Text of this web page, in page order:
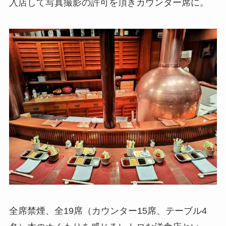
入店して写真撮影の許可を頂きカウンター席に。
全席禁煙、全19席（カウンター15席、テーブル4